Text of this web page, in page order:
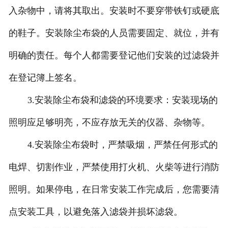
入杂物中，请将其取出。安装时不要穿带铁钉或硬底
的鞋子。安装除尘布袋的人员需要固定、就位，并有
明确的责任。每个人都需要登记他们安装的过滤袋并
在登记簿上签名。
3.安装除尘布袋和滤袋的环境要求：安装现场的
照明应足够明亮，不应存放无关的仪器、杂物等。
4.安装除尘布袋时，严禁吸烟，严禁任何形式的
电焊、切割作业，严禁使用打火机、火柴等进行消防
照明。如果停电，在日常安装工作完成后，您需要清
点安装工具，以避免落入滤袋并损坏滤袋。